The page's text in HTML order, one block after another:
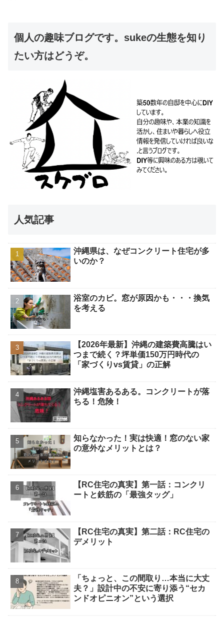
個人の趣味ブログです。sukeの生態を知り
たい方はどうぞ。
人気記事
沖縄県は、なぜコンクリート住宅が多
いのか？
浴室のカビ。窓が原因かも・・・換気
を考える
【2026年最新】沖縄の建築費高騰はい
つまで続く？坪単価150万円時代の
「家づくりvs賃貸」の正解
沖縄塩害あるある。コンクリートが落
ちる！危険！
知らなかった！実は快適！窓のない家
の意外なメリットとは？
【RC住宅の真実】第一話：コンクリ
ートと鉄筋の「最強タッグ」
【RC住宅の真実】第二話：RC住宅の
デメリット
「ちょっと、この間取り…本当に大丈
夫？」設計中の不安に寄り添う“セカ
ンドオピニオン”という選択